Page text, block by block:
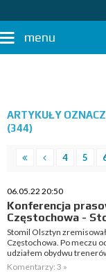
menu
ARTYKUŁY
(344)
4 5
06.05.22 20:50
Konferencja
Częstochowa -
Stomil Olsztyn
Częstochowa. Po meczu
udziałem obydwu
Komentarzy: 3 »